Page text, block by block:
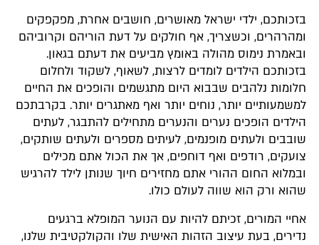
בזכותכם, ילדי ישראל מאושרים, חושבים אחרת, מפקפקים
ומהרהרים, וכשצריך, אף חולקים על דעת הוריהם וקרוביהם
ובאמרת נימוס מהולה באומץ מביעים את דעתם בגאון.
בזכותכם הילדים לומדים לרצות, לשאוף, לשקוד ולחלום
חלומות נלהבים שבבוא היום מתגשמים והופכים את החיים
למשמעותיים יותר, נוחים יותר ואף מאתגרים יותר. בקרבתכם
הילדים הופכים נערים והנערים מתחילים להתבגר, לעתים
שובבים ולעתים מופנמים, לעיתים מספרים ולעתים שותקים,
צועקים, רודפים ואף דוחפים, אך את הכול אתם מכילים
ובמלוא החום ההורי אתם מחזירים חיוך שנותן לילד להרגיש
שהוא ורק הוא שווה לעולם כולו.
אחיי המורים, זכיתם להיות עם הנוער המופלא ברגעים
נדירים, בעת עיצוב הזהות האישית שלו והקולקטיבית שלנו,